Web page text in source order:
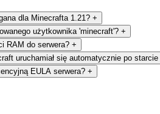
dla Minecrafta 1.21? +
użytkownika 'minecraft'? +
RAM do serwera? +
uruchamiał się automatycznie po
EULA serwera? +